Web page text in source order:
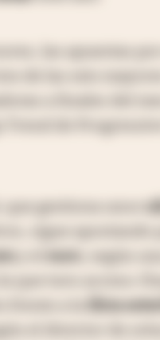
las apuestas por
que gestiona unos
euro
libra